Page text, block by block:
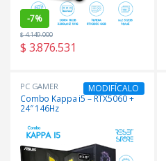
-7%
$ 3.876.531
$4.149.000
PC GAMER
Combo Kappa i5 – RTX5060 +
24″ 146Hz
MODIFÍCALO